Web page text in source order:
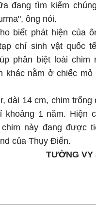
đang tìm kiếm
ông nói.
biết phát hiện của
chí sinh vật quốc
phân biệt loài chim
khác nằm ở chiếc mỏ
dài 14 cm, chim
khoảng 1 năm. Hiện
này đang được
của Thụy Điển.
TƯỜNG VY